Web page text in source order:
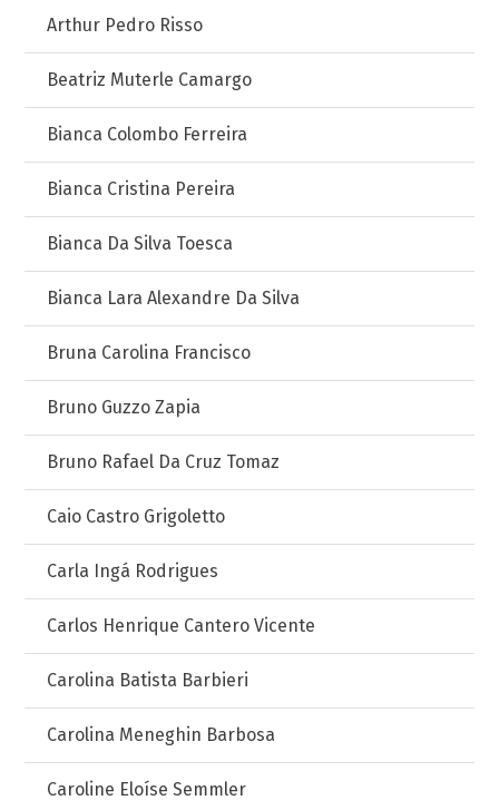
Arthur Pedro Risso
Beatriz Muterle Camargo
Bianca Colombo Ferreira
Bianca Cristina Pereira
Bianca Da Silva Toesca
Bianca Lara Alexandre Da Silva
Bruna Carolina Francisco
Bruno Guzzo Zapia
Bruno Rafael Da Cruz Tomaz
Caio Castro Grigoletto
Carla Ingá Rodrigues
Carlos Henrique Cantero Vicente
Carolina Batista Barbieri
Carolina Meneghin Barbosa
Caroline Eloíse Semmler